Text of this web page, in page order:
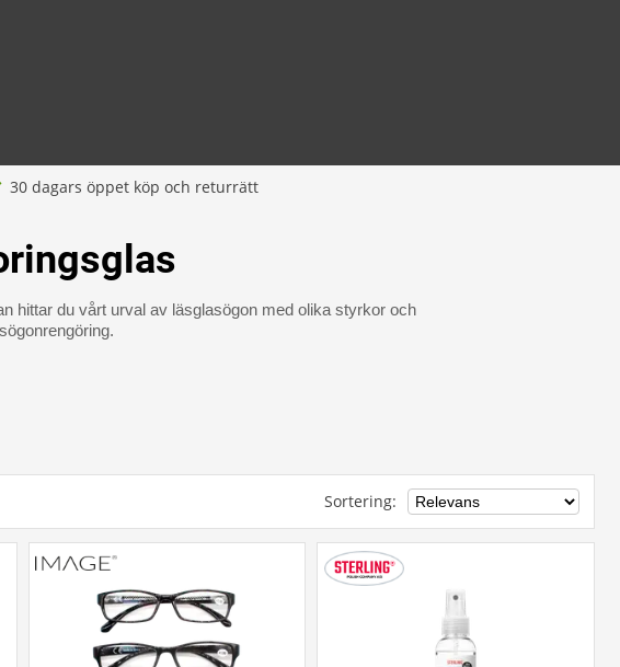
30 dagars öppet köp och returrätt
hittar du vårt urval av läsglasögon med olika styrkor och
Sortering: